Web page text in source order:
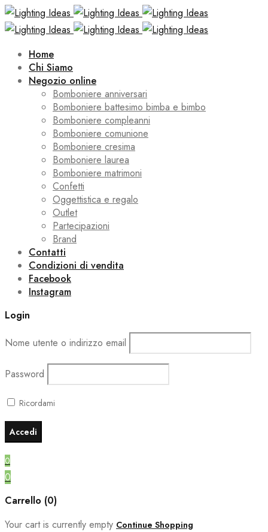
Home
Chi Siamo
Negozio online
Bomboniere anniversari
Bomboniere battesimo bimba e bimbo
Bomboniere compleanni
Bomboniere comunione
Bomboniere cresima
Bomboniere laurea
Bomboniere matrimoni
Confetti
Oggettistica e regalo
Outlet
Partecipazioni
Brand
Contatti
Condizioni di vendita
Facebook
Instagram
Login
Nome utente o indirizzo email
Password
Ricordami
0
0
Carrello (0)
Your cart is currently empty Continue Shopping